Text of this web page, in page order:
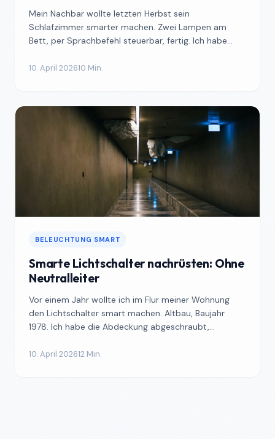
Mein Nachbar wollte letzten Herbst sein
Schlafzimmer smarter machen. Zwei Lampen am
Bett, per Sprachbefehl steuerbar, fertig. Ich habe
10. April 202610 Min.
BELEUCHTUNG SMART
Smarte Lichtschalter nachrüsten: Ohne
Neutralleiter
Vor einem Jahr wollte ich im Flur meiner Wohnung
den Lichtschalter smart machen. Altbau, Baujahr
1978. Ich habe die Abdeckung abgeschraubt,
10. April 202612 Min.